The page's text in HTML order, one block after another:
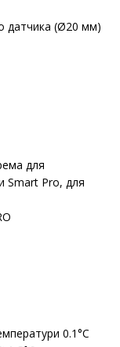
датчика (Ø20 мм)
для
Smart Pro, для
0.1°C